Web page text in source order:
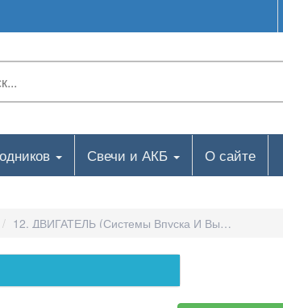
Свечи и АКБ О сайте
12. ДВИГАТЕЛЬ (системы Впуска И Выпуска)-